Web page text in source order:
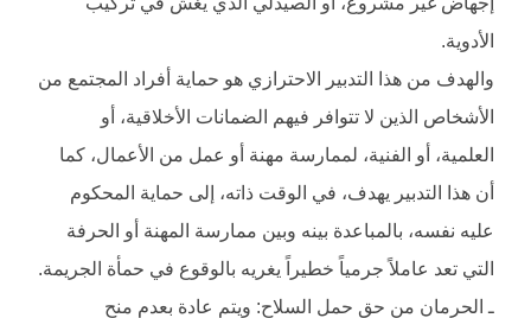
الأدوية.
والهدف من هذا التدبير الاحترازي هو حماية أفراد المجتمع من
الأشخاص الذين لا تتوافر فيهم الضمانات الأخلاقية، أو
العلمية، أو الفنية، لممارسة مهنة أو عمل من الأعمال، كما
أن هذا التدبير يهدف، في الوقت ذاته، إلى حماية المحكوم
عليه نفسه، بالمباعدة بينه وبين ممارسة المهنة أو الحرفة
التي تعد عاملاً جرمياً خطيراً يغريه بالوقوع في حمأة الجريمة.
ـ الحرمان من حق حمل السلاح: ويتم عادة بعدم منح